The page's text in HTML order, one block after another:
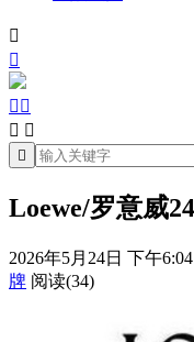


 
 

Loewe/罗意威
2026年5月24日 下午6:04
牌 阅读(34)